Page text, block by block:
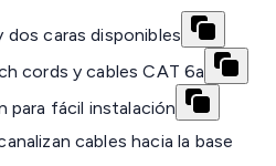
dos caras disponibles
cords y cables CAT 6a
para fácil instalación
cables hacia la base